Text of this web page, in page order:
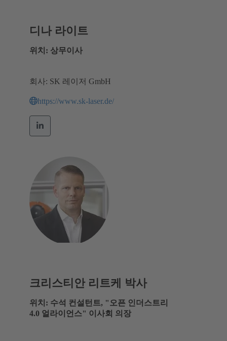
디나 라이트
위치: 상무이사
회사: SK 레이저 GmbH
https://www.sk-laser.de/
크리스티안 리트케 박사
위치: 수석 컨설턴트, "오픈 인더스트리
4.0 얼라이언스" 이사회 의장